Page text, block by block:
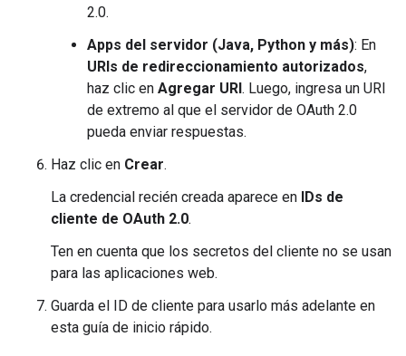
2.0.
Apps del servidor (Java, Python y más): En
URIs de redireccionamiento autorizados,
haz clic en Agregar URI. Luego, ingresa un URI
de extremo al que el servidor de OAuth 2.0
pueda enviar respuestas.
Haz clic en Crear.
La credencial recién creada aparece en IDs de
cliente de OAuth 2.0.
Ten en cuenta que los secretos del cliente no se usan
para las aplicaciones web.
Guarda el ID de cliente para usarlo más adelante en
esta guía de inicio rápido.